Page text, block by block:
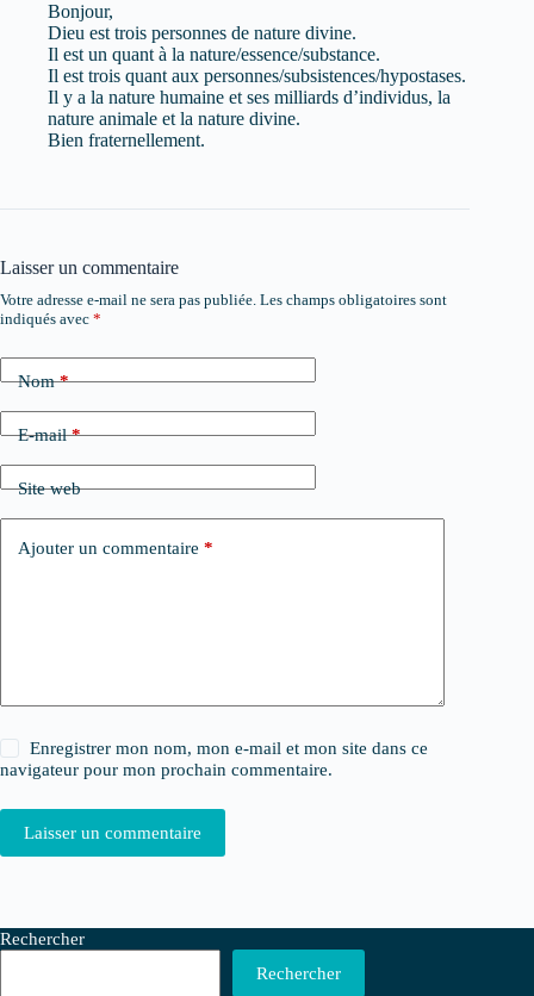
Bonjour,
Dieu est trois personnes de nature divine.
Il est un quant à la nature/essence/substance.
Il est trois quant aux personnes/subsistences/hypostases.
Il y a la nature humaine et ses milliards d’individus, la
nature animale et la nature divine.
Bien fraternellement.
Laisser un commentaire
Votre adresse e-mail ne sera pas publiée. Les champs obligatoires sont
indiqués avec *
Nom*
E-mail*
Site web
Ajouter un commentaire *
Enregistrer mon nom, mon e-mail et mon site dans ce
navigateur pour mon prochain commentaire.
Laisser un commentaire
Rechercher
Rechercher